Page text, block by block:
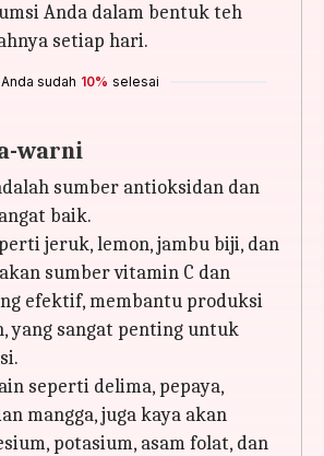
Anda dalam bentuk teh
setiap hari.
Anda sudah 10% selesai
warni
sumber antioksidan dan
baik.
jeruk, lemon, jambu biji, dan
sumber vitamin C dan
efektif, membantu produksi
yang sangat penting untuk
seperti delima, pepaya,
mangga, juga kaya akan
potasium, asam folat, dan